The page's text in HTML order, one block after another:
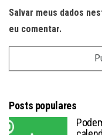
Salvar meus dados
eu comentar.
Posts populares